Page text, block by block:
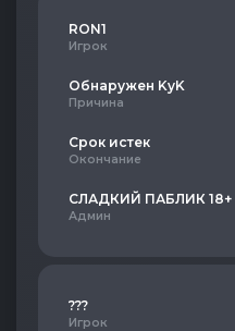
RON1
Игрок
Обнаружен KyK
Причина
Срок истек
Окончание
СЛАДКИЙ ПАБЛИК 18+
Админ
???
Игрок